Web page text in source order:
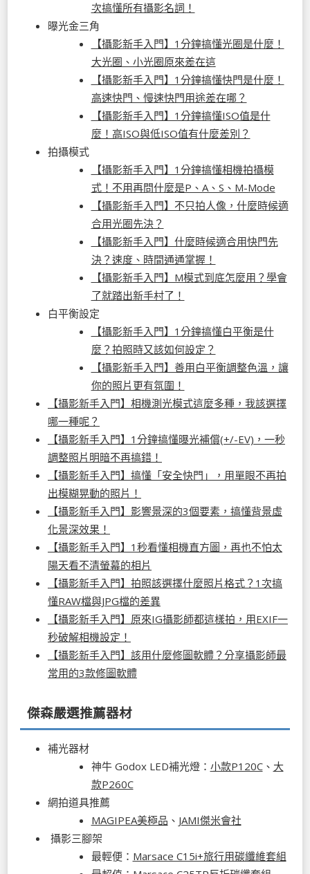
次搞懂所有攝影名詞！
曝光金三角
【攝影新手入門】1分鐘搞懂光圈是什麼！
大光圈、小光圈原來差在這
【攝影新手入門】1分鐘搞懂快門是什麼！
高速快門、慢速快門用途差在哪？
【攝影新手入門】1分鐘搞懂ISO值是什
麼！高ISO與低ISO值有什麼差別？
拍攝模式
【攝影新手入門】1分鐘搞懂相機拍攝模
式！不用再問什麼是P、A、S、M-Mode
【攝影新手入門】不只拍人像，什麼時候適
合用光圈先決？
【攝影新手入門】什麼時候適合用快門先
決？速度、時間通通掌握！
【攝影新手入門】M模式到底怎麼用？學會
了就踏出新手村了！
白平衡設定
【攝影新手入門】1分鐘搞懂白平衡是什
麼？拍照時又該如何設定？
【攝影新手入門】善用白平衡調整色溫，讓
你的照片更有氛圍！
【攝影新手入門】相機測光模式這麼多種，我該選擇
哪一種呢？
【攝影新手入門】1分鐘搞懂曝光補償(+/-EV)，一秒
調整照片明暗不再搞錯！
【攝影新手入門】搞懂「安全快門」，用單眼不再拍
出模糊晃動的照片！
【攝影新手入門】影響景深的3個要素，搞懂背景虛
化景深效果！
【攝影新手入門】1秒看懂相機直方圖，再也不怕太
陽天看不清螢幕的相片
【攝影新手入門】拍照該選擇什麼照片格式？1次搞
懂RAW檔與JPG檔的差異
【攝影新手入門】原來IG攝影師都這樣拍，用EXIF一
秒破解相機設定！
【攝影新手入門】該用什麼修圖軟體？分享攝影師最
常用的3款修圖軟體
傑森嚴選推薦器材
補光器材
神牛 Godox LED補光燈： 小款P120C、 大
款P260C
網拍道具推薦
MAGIPEA美極品 、 JAMI傑米會社
攝影三腳架
最輕便： Marsace C15i+旅行用碳纖維套組